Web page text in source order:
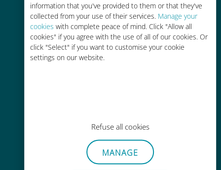
information that you've provided to them or that they've
collected from your use of their services. Manage your
cookies with complete peace of mind. Click "Allow all
cookies" if you agree with the use of all of our cookies. Or
click "Select" if you want to customise your cookie
settings on our website.
Refuse all cookies
MANAGE
Jusqu'à 90 % moins cher que les
frais d'itinérance avec votre
opérateur habituel
Wi-Fi ou data sur votre compte